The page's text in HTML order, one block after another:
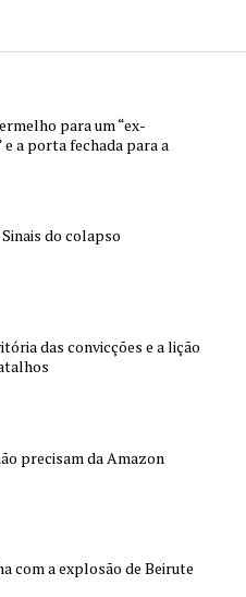
para um “ex-
a porta fechada para a
Sinais do colapso
das convicções e a lição
precisam da Amazon
com a explosão de Beirute